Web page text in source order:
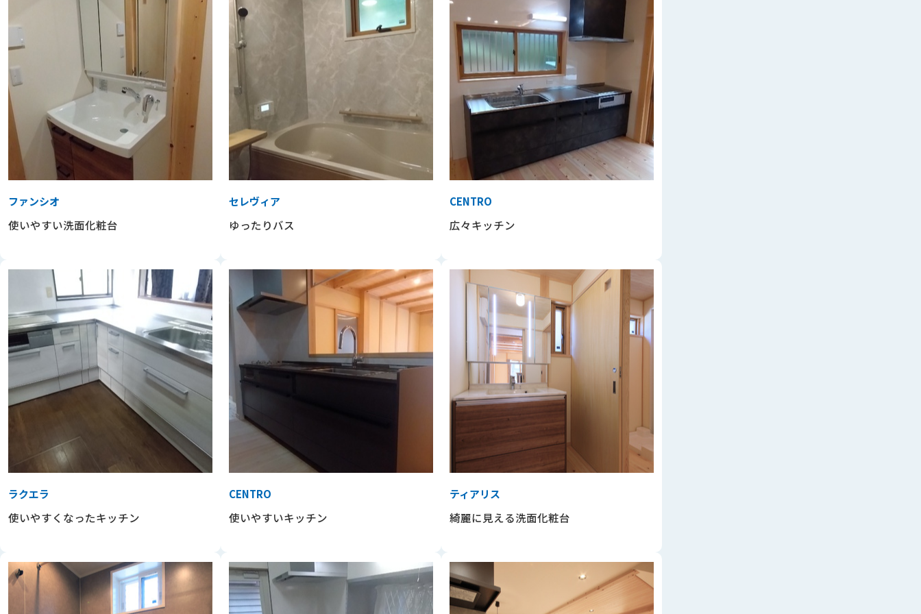
ファンシオ
使いやすい洗面化粧台
セレヴィア
ゆったりバス
CENTRO
広々キッチン
ラクエラ
使いやすくなったキッチン
CENTRO
使いやすいキッチン
ティアリス
綺麗に見える洗面化粧台